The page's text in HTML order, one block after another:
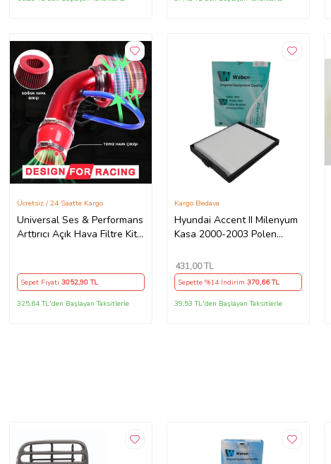
Universal Ses & Performans
Arttırıcı Açık Hava Filtre Kiti
Ücretsiz / 24 Saatte Kargo
Sepet Fiyatı 3052,90 TL
325,64 TL'den Başlayan Taksitlerle
Hyundai Accent II Milenyum
Kasa 2000-2003 Polen
Kargo Bedava
431,00 TL
Sepette %14 İndirim 370,66 TL
39,53 TL'den Başlayan Taksitlerle